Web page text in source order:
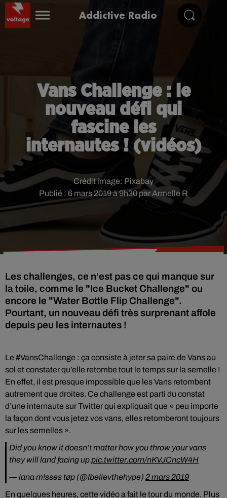
Addictive Radio
Vans Challenge : le
nouveau défi qui
fascine les
internautes ! (vidéos)
Publié : 6 mars 2019 à 9h30 par Armelle R
Crédit image: Pixabay
Les challenges, ce n'est pas ce qui manque sur
la toile, comme le "Ice Bucket Challenge" ou
encore le "Water Bottle Flip Challenge".
Pourtant, un nouveau défi très surprenant affole
depuis peu les internautes !
Le #VansChallenge : ça consiste à jeter sa paire de Vans au
sol et constater qu’elle retombe tout le temps sur la semelle !
En effet, il est presque impossible que les Vans retombent
autrement que droites. Ce challenge est parti du constat
d’une internaute sur Twitter qui expliquait que « peu importe
la façon dont vous jetez vos vans, elles retomberont toujours
sur les semelles ».
Did you know it doesn’t matter how you throw your vans
they will land facing uppic.twitter.com/nKVJCncW4H
— lana m!sses tøp (@Ibelievthehype) 2 mars 2019
En quelques heures, cette vidéo a fait le tour du monde. Plus